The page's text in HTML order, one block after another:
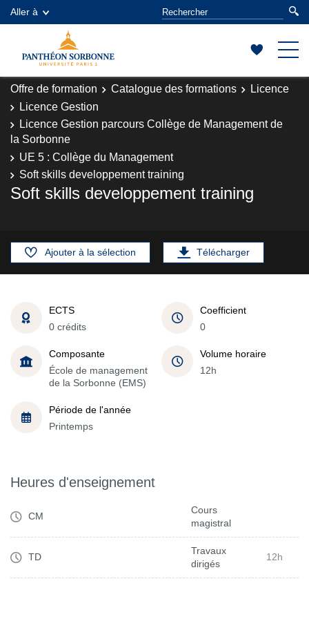
Aller à
Offre de formation Catalogue des formations
Licence
Licence Gestion
Licence Gestion parcours Collège de Management de
la Sorbonne
UE 5 : Collège du Management
Soft skills developpement training
Soft skills developpement training
Ajouter à la sélection Télécharger
ECTS
0 crédits
Coefficient
0
Composante
École de management
de la Sorbonne (EMS)
Volume horaire
12h
Période de l'année
Printemps
Heures d'enseignement
CM
Cours
magistral
TD
Travaux
dirigés
12h